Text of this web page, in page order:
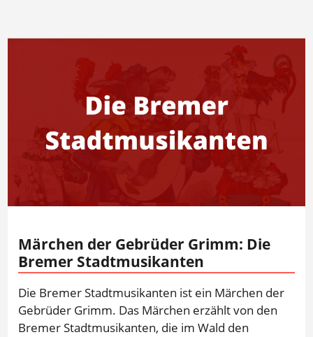
Märchen der Gebrüder Grimm: Die
Bremer Stadtmusikanten
Die Bremer Stadtmusikanten ist ein Märchen der
Gebrüder Grimm. Das Märchen erzählt von den
Bremer Stadtmusikanten, die im Wald den